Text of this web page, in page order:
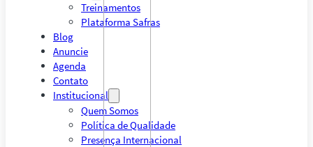
Treinamentos
Plataforma Safras
Blog
Anuncie
Agenda
Contato
Institucional
Quem Somos
Política de Qualidade
Presença Internacional